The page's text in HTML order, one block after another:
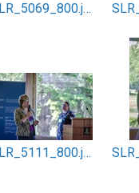
SLR_5069_800.jpg
SLR_5111_800.jpg